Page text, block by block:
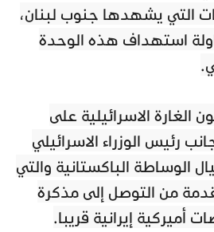
التي يشهدها جنوب لبنان،
استهداف هذه الوحدة
الغارة الاسرائيلية على
رئيس الوزراء الاسرائيلي
الوساطة الباكستانية والتي
من التوصل إلى مذكرة
أميركية إيرانية قريبا.